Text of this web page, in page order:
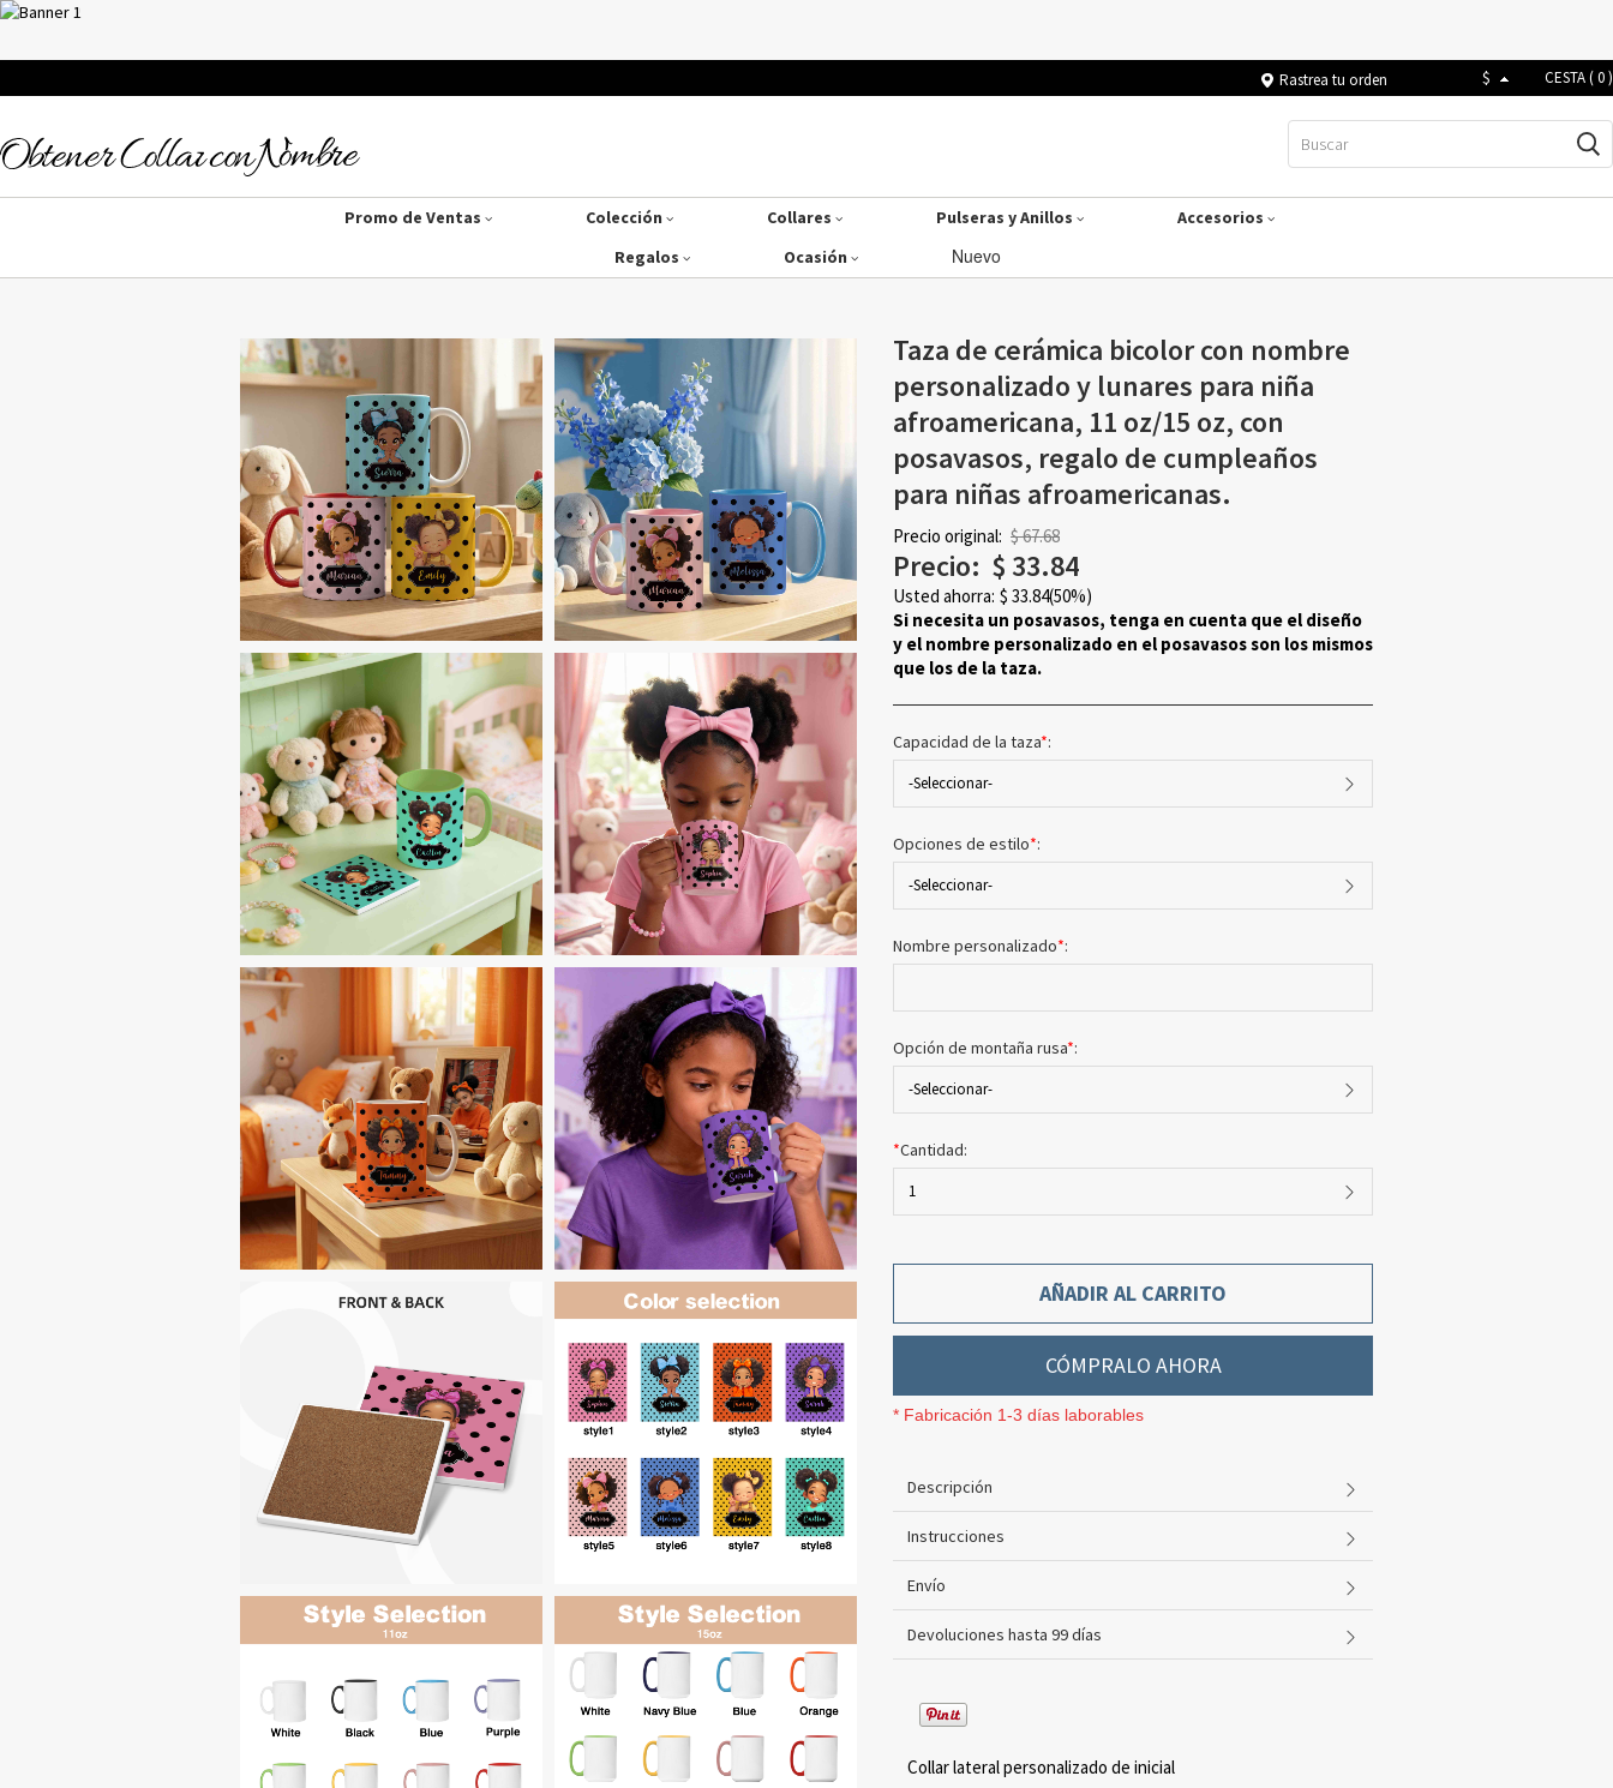
Rastrea tu orden $ CESTA (0)
Promo de Ventas Colección Collares Pulseras y Anillos
Accesorios
Regalos
Ocasión Nuevo
Taza de cerámica bicolor con nombre
personalizado y lunares para niña
afroamericana, 11 oz/15 oz, con
posavasos, regalo de cumpleaños
para niñas afroamericanas.
Precio original: $ 67.68
Precio: $ 33.84
Usted ahorra: $ 33.84(50%)
Si necesita un posavasos, tenga en cuenta que el diseño
y el nombre personalizado en el posavasos son los mismos
que los de la taza.
Capacidad de la taza*:
-Seleccionar-
Opciones de estilo*:
-Seleccionar-
Nombre personalizado*:
Opción de montaña rusa*:
-Seleccionar-
*Cantidad:
1
AÑADIR AL CARRITO
CÓMPRALO AHORA
* Fabricación 1-3 días laborables
Descripción
Instrucciones
Envío
Devoluciones hasta 99 días
Collar lateral personalizado de inicial